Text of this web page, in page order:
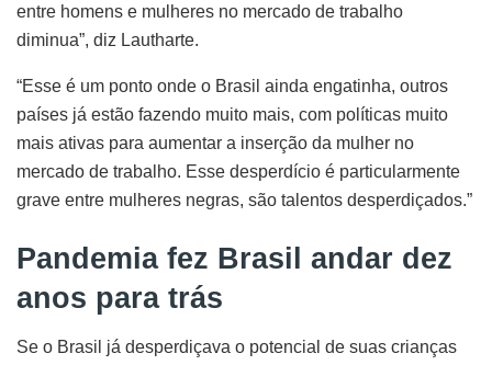
entre homens e mulheres no mercado de trabalho
diminua”, diz Lautharte.
“Esse é um ponto onde o Brasil ainda engatinha, outros
países já estão fazendo muito mais, com políticas muito
mais ativas para aumentar a inserção da mulher no
mercado de trabalho. Esse desperdício é particularmente
grave entre mulheres negras, são talentos desperdiçados.”
Pandemia fez Brasil andar dez
anos para trás
Se o Brasil já desperdiçava o potencial de suas crianças